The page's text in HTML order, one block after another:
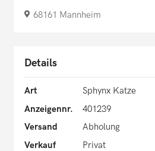
68161 Mannheim
Details
Art
Sphynx Katze
Anzeigennr.
401239
Versand
Abholung
Verkauf
Privat